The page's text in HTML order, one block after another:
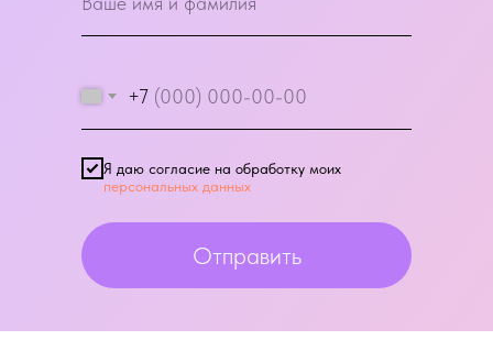
+7
Я даю согласие на обработку моих
персональных данных
Отправить